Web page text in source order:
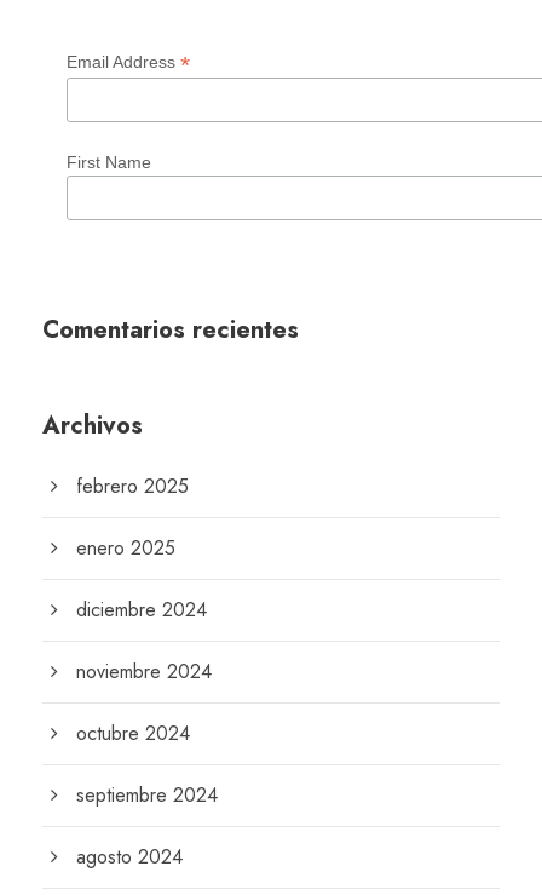
Email Address *
First Name
Comentarios recientes
Archivos
febrero 2025
enero 2025
diciembre 2024
noviembre 2024
octubre 2024
septiembre 2024
agosto 2024